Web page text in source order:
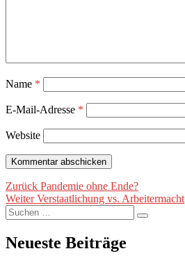
Name *
E-Mail-Adresse *
Website
Beitragsnavigation
Zurück Vorheriger
Beitrag:
Pandemie ohne Ende?
Weiter Nächster
Beitrag:
Verstaatlichung vs. Arbeitermacht
Suche
nach:
Suchen
Neueste Beiträge